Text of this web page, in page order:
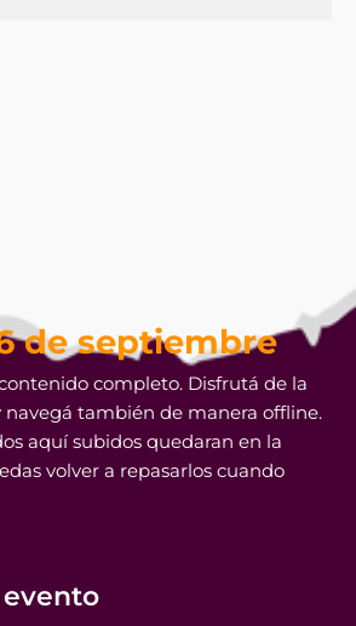
de septiembre
completo. Disfrutá de la
navegá también de manera offline.
aquí subidos quedaran en la
volver a repasarlos cuando